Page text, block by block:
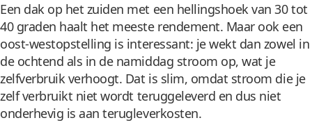
Een dak op het zuiden met een hellingshoek van 30 tot
40 graden haalt het meeste rendement. Maar ook een
oost-westopstelling is interessant: je wekt dan zowel in
de ochtend als in de namiddag stroom op, wat je
zelfverbruik verhoogt. Dat is slim, omdat stroom die je
zelf verbruikt niet wordt teruggeleverd en dus niet
onderhevig is aan terugleverkosten.